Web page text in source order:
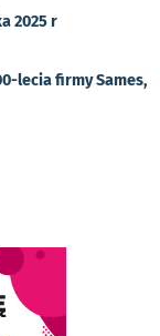
2025 r
lecia firmy Sames,